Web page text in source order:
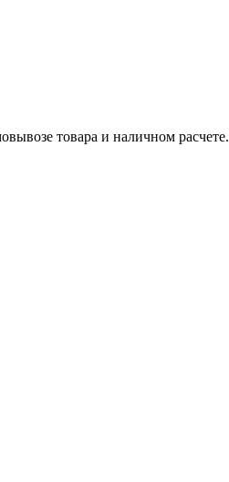
товара и наличном расчете.